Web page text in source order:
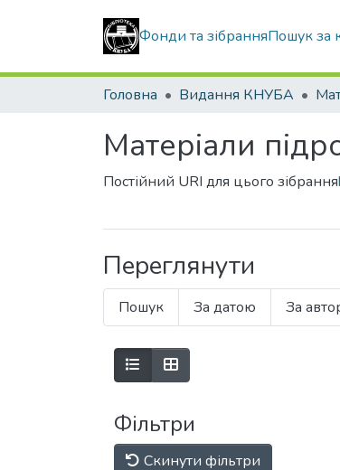
Фонди та зібранняПошук за
Головна Видання КНУБА
Матеріали
Постійний URI для цього зібрання
Переглянути
Пошук За датою За
Фільтри
Скинути фільтри